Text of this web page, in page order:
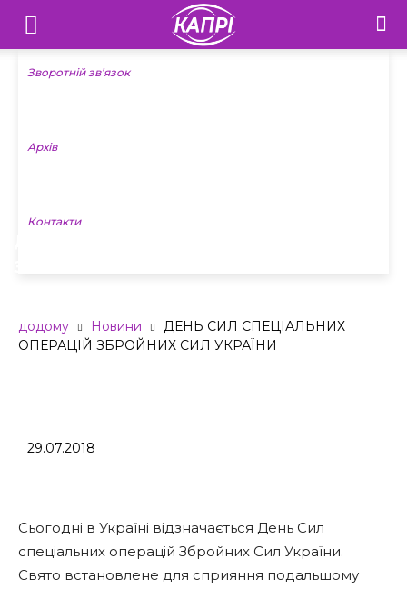
Телебачення
«Капрі»
Новини
Зворотній зв’язок
Архів
Контакти
додому Новини
ДЕНЬ СИЛ СПЕЦІАЛЬНИХ
ОПЕРАЦІЙ ЗБРОЙНИХ СИЛ УКРАЇНИ
29.07.2018
Сьогодні в Україні відзначається День Сил
спеціальних операцій Збройних Сил України.
Свято встановлене для сприяння подальшому